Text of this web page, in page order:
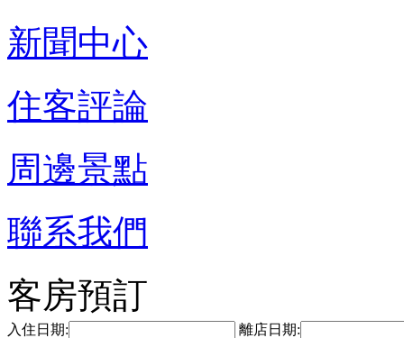
新聞中心
住客評論
周邊景點
聯系我們
客房預訂
入住日期: 離店日期: